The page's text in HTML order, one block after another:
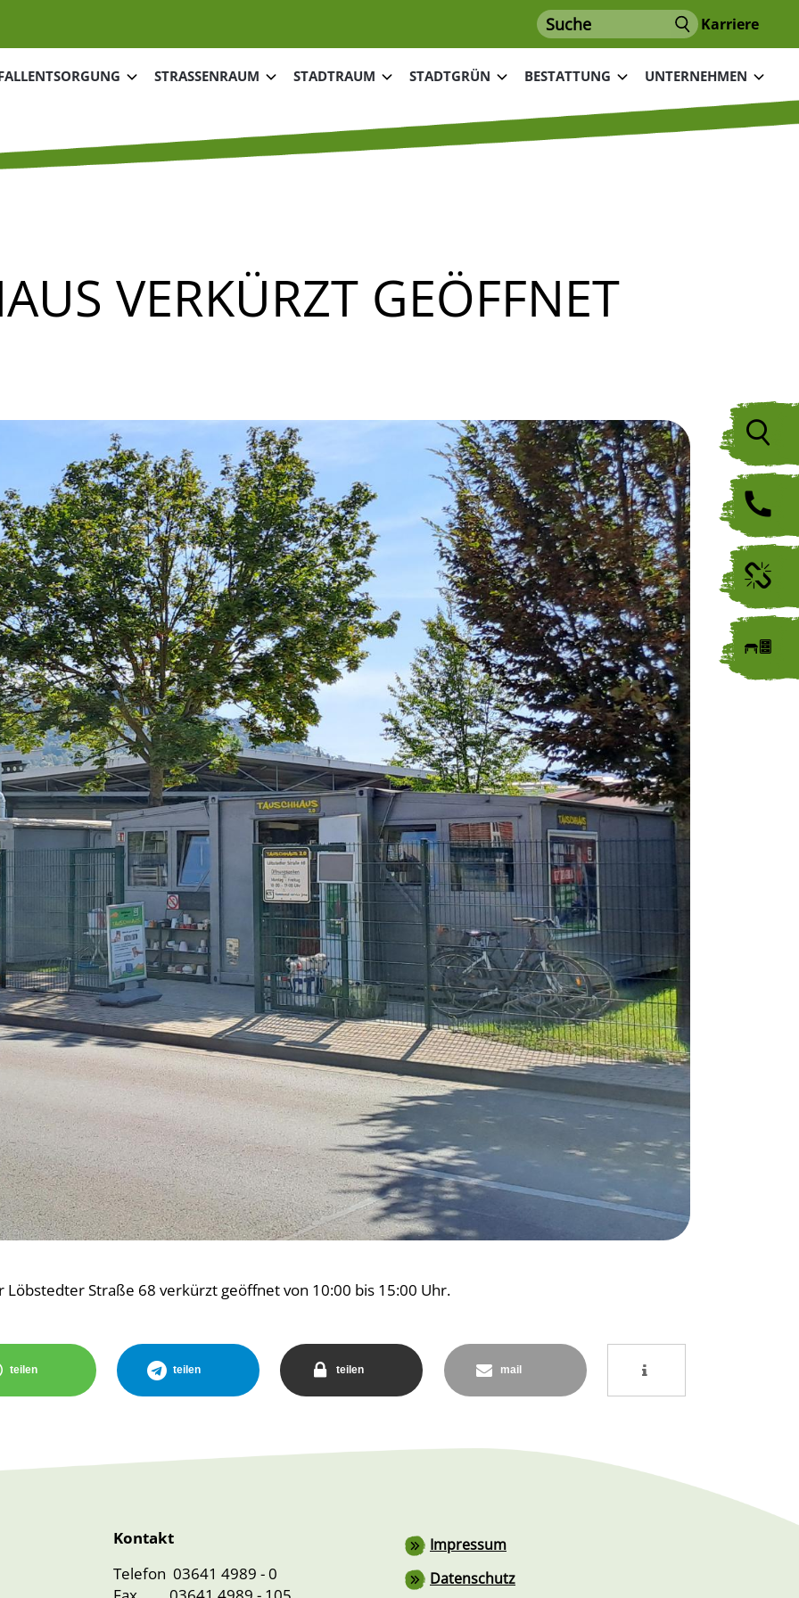
Suche Karriere
STRASSENRAUM STADTRAUM STADTGRÜN BESTATTUNG UNTERNEHMEN
Icon
Icon
Icon
Icon
VERKÜRZT GEÖFFNET
Löbstedter Straße 68 verkürzt geöffnet von 10:00 bis 15:00 Uhr.
teilen teilen teilen mail
Kontakt
Telefon 03641 4989 - 0
Fußzeile
Impressum
Datenschutz